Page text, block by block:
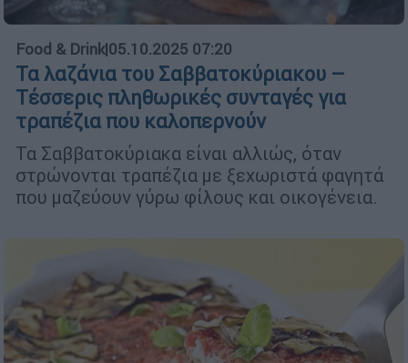
Food & Drink|05.10.2025 07:20
Τα λαζάνια του Σαββατοκύριακου –
Τέσσερις πληθωρικές συνταγές για
τραπέζια που καλοπερνούν
Τα Σαββατοκύριακα είναι αλλιώς, όταν
στρώνονται τραπέζια με ξεχωριστά φαγητά
που μαζεύουν γύρω φίλους και οικογένεια.